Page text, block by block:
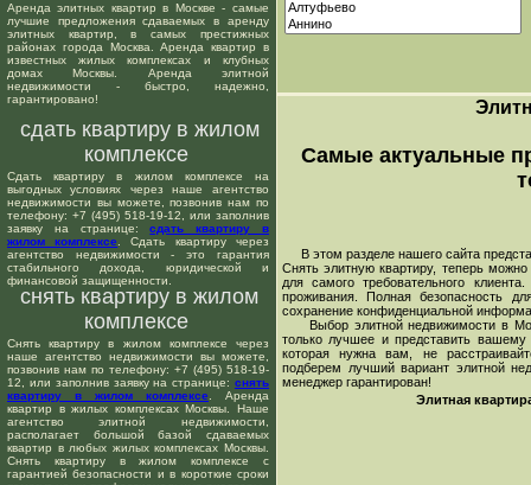
Аренда элитных квартир в Москве - самые
лучшие предложения сдаваемых в аренду
элитных квартир, в самых престижных
районах города Москва. Аренда квартир в
известных жилых комплексах и клубных
домах Москвы. Аренда элитной
недвижимости - быстро, надежно,
гарантировано!
сдать квартиру в жилом
комплексе
Сдать квартиру в жилом комплексе на
выгодных условиях через наше агентство
недвижимости вы можете, позвонив нам по
телефону: +7 (495) 518-19-12, или заполнив
заявку на странице:сдать квартиру в
жилом комплексе . Сдать квартиру через
агентство недвижимости - это гарантия
стабильного дохода, юридической и
финансовой защищенности.
снять квартиру в жилом
комплексе
Снять квартиру в жилом комплексе через
наше агентство недвижимости вы можете,
позвонив нам по телефону: +7 (495) 518-19-
12, или заполнив заявку на странице: снять
квартиру в жилом комплексе . Аренда
квартир в жилых комплексах Москвы. Наше
агентство элитной недвижимости,
располагает большой базой сдаваемых
квартир в любых жилых комплексах Москвы.
Снять квартиру в жилом комплексе с
гарантией безопасности и в короткие сроки
Самые актуальные
В этом разделе нашего сайта
Снять элитную квартиру, теперь
для самого требовательного
проживания. Полная безопасность
сохранение конфиденциальной
Выбор элитной недвижимости в
только лучшее и представить
которая нужна вам, не
подберем лучший вариант элитной
менеджер гарантирован!
Элитная